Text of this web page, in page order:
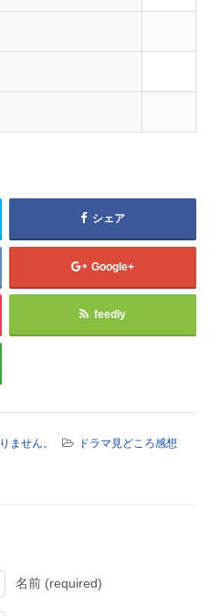
シェア
Google+
feedly
ません。
ドラマ見どころ感想
名前 (required)